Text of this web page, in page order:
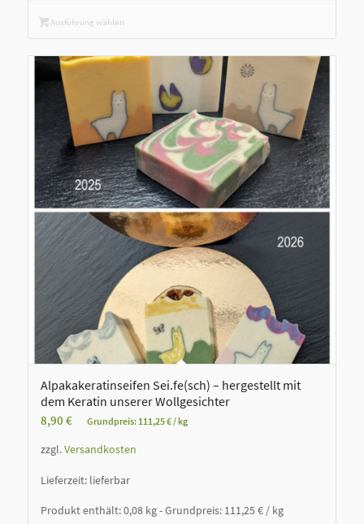
Ausführung wählen
Alpakakeratinseifen Sei.fe(sch) – hergestellt mit
dem Keratin unserer Wollgesichter
8,90 € Grundpreis: 111,25€/kg
zzgl.Versandkosten
Lieferzeit: lieferbar
Produkt enthält: 0,08 kg- Grundpreis: 111,25€/ kg